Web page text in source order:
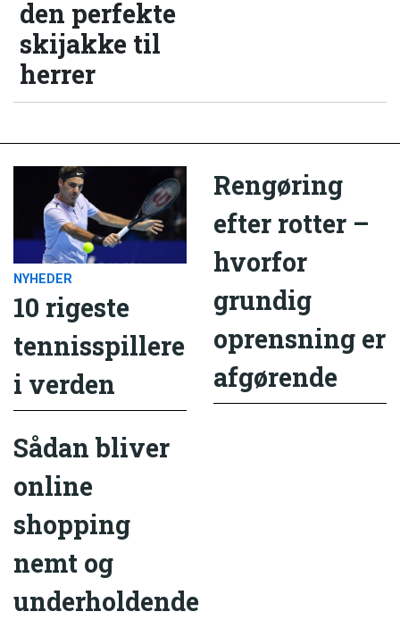
den perfekte
skijakke til
herrer
NYHEDER
10 rigeste
tennisspillere
i verden
Rengøring
efter rotter –
hvorfor
grundig
oprensning er
afgørende
Sådan bliver
online
shopping
nemt og
underholdende